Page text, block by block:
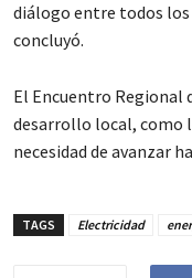
diálogo entre todos los
concluyó.
El Encuentro Regional
desarrollo local, como
necesidad de avanzar
TAGS Electricidad